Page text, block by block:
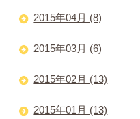
2015年04月 (8)
2015年03月 (6)
2015年02月 (13)
2015年01月 (13)